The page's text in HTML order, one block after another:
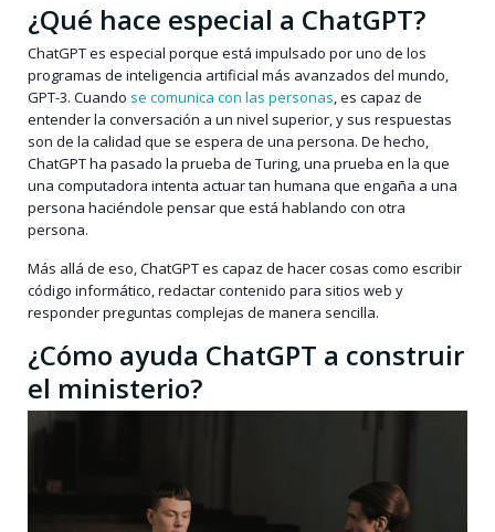
¿Qué hace especial a ChatGPT?
ChatGPT es especial porque está impulsado por uno de los
programas de inteligencia artificial más avanzados del mundo,
GPT-3. Cuando se comunica con las personas, es capaz de
entender la conversación a un nivel superior, y sus respuestas
son de la calidad que se espera de una persona. De hecho,
ChatGPT ha pasado la prueba de Turing, una prueba en la que
una computadora intenta actuar tan humana que engaña a una
persona haciéndole pensar que está hablando con otra
persona.
Más allá de eso, ChatGPT es capaz de hacer cosas como escribir
código informático, redactar contenido para sitios web y
responder preguntas complejas de manera sencilla.
¿Cómo ayuda ChatGPT a construir
el ministerio?